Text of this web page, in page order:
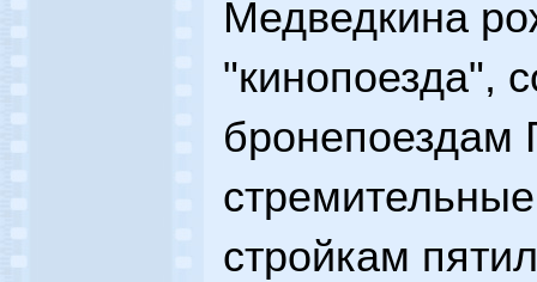
Медведкина
"кинопоезда",
бронепоездам
стройкам